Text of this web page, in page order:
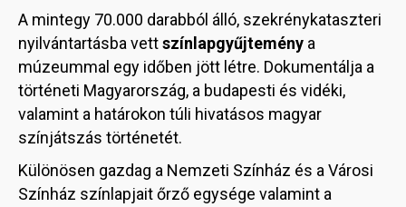
A mintegy 70.000 darabból álló, szekrénykataszteri
nyilvántartásba vettszínlapgyűjtemény a
múzeummal egy időben jött létre. Dokumentálja a
történeti Magyarország, a budapesti és vidéki,
valamint a határokon túli hivatásos magyar
színjátszás történetét.
Különösen gazdag a Nemzeti Színház és a Városi
Színház színlapjait őrző egysége valamint a